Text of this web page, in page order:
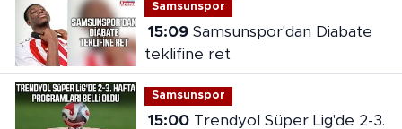
Samsunspor
15:09Samsunspor'dan Diabate
teklifine ret
Samsunspor
15:00Trendyol Süper Lig'de 2-3.